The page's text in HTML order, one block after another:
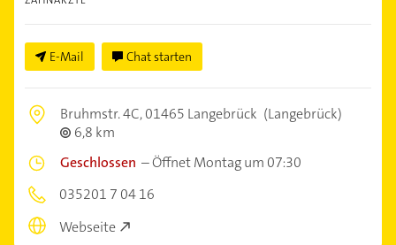
E-Mail Chat starten
Bruhmstr. 4C,01465 Langebrück (Langebrück)
6,8 km
Geschlossen –Öffnet Montag um 07:30
035201 7 04 16
Webseite